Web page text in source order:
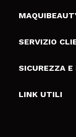
Chi siamo
Gift Cards
SERVIZIO
Spedizioni &
Metodi di
SICUREZZA E
Termini e
LINK UTILI